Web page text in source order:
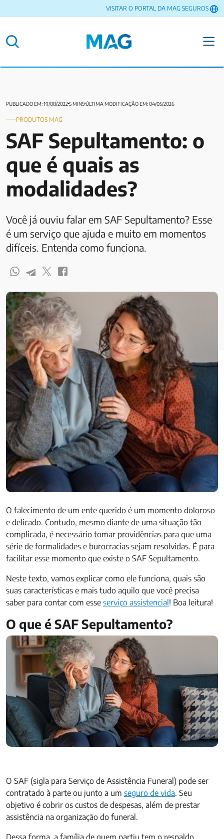
VISITAR O PORTAL DA MAG SEGUROS
PUBLICADO EM: 19/08/20225 MINSÚLTIMA MODIFICAÇÃO EM: 04/05/2026
PRODUTOS MAG
SAF Sepultamento: o
que é quais as
modalidades?
Você já ouviu falar em SAF Sepultamento? Esse
é um serviço que ajuda e muito em momentos
difíceis. Entenda como funciona.
O falecimento de um ente querido é um momento doloroso
e delicado. Contudo, mesmo diante de uma situação tão
complicada, é necessário tomar providências para que uma
série de formalidades e burocracias sejam resolvidas. É para
facilitar esse momento que existe o SAF Sepultamento.
Neste texto, vamos explicar como ele funciona, quais são
suas características e mais tudo aquilo que você precisa
saber para contar com esse serviço assistencial ! Boa leitura!
O que é SAF Sepultamento?
O SAF (sigla para Serviço de Assistência Funeral) pode ser
contratado à parte ou junto a um seguro de vida. Seu
objetivo é cobrir os custos de despesas, além de prestar
assistência na organização do funeral.